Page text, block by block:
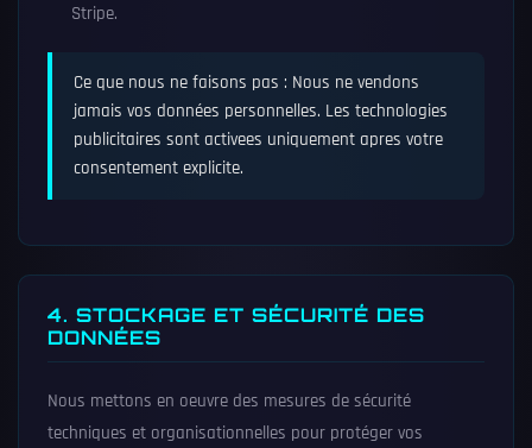
Stripe.
Ce que nous ne faisons pas : Nous ne vendons
jamais vos données personnelles. Les technologies
publicitaires sont activees uniquement apres votre
consentement explicite.
4. STOCKAGE ET SÉCURITÉ DES
DONNÉES
Nous mettons en oeuvre des mesures de sécurité
techniques et organisationnelles pour protéger vos